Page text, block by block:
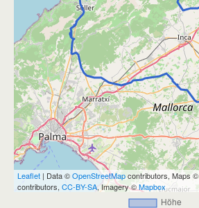
Leaflet | Data ©OpenStreetMapcontributors, Maps ©
contributors, CC-BY-SA, Imagery ©Mapbox